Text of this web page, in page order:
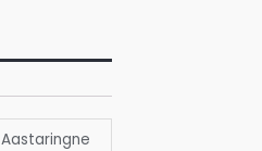
Aastaringne